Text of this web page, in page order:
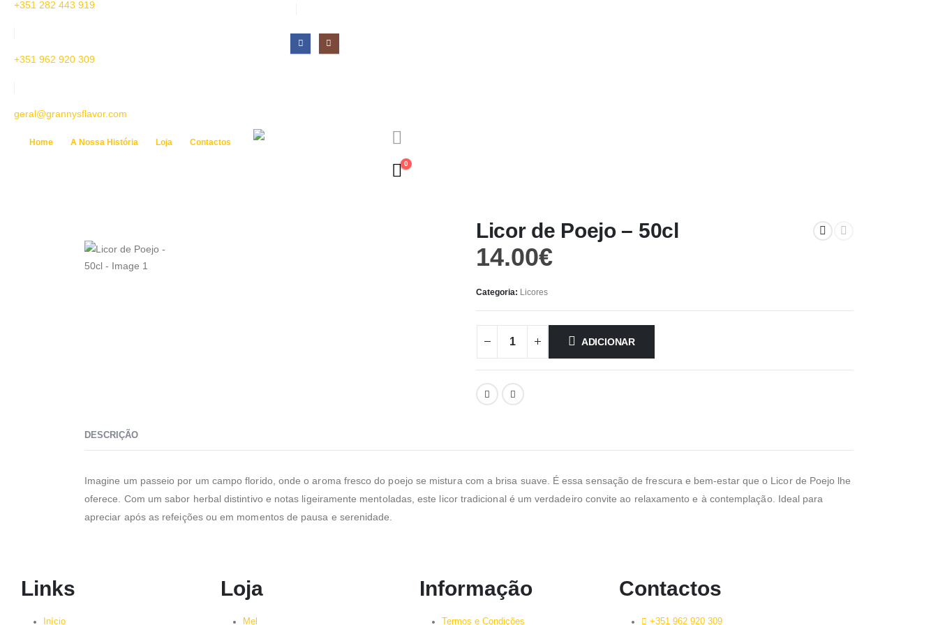
+351 282 443 919
+351 962 920 309
geral@grannysflavor.com
Home A Nossa História Loja Contactos
0
Licor de Poejo – 50cl
14.00€
Categoria: Licores
ADICIONAR
DESCRIÇÃO
Imagine um passeio por um campo florido, onde o aroma fresco do poejo se mistura com a brisa suave. É essa sensação de frescura e bem-estar que o Licor de Poejo lhe
oferece. Com um sabor herbal distintivo e notas ligeiramente mentoladas, este licor tradicional é um verdadeiro convite ao relaxamento e à contemplação. Ideal para
apreciar após as refeições ou em momentos de pausa e serenidade.
Links
Início
Loja
Mel
Informação
Termos e Condições
Contactos
+351 962 920 309